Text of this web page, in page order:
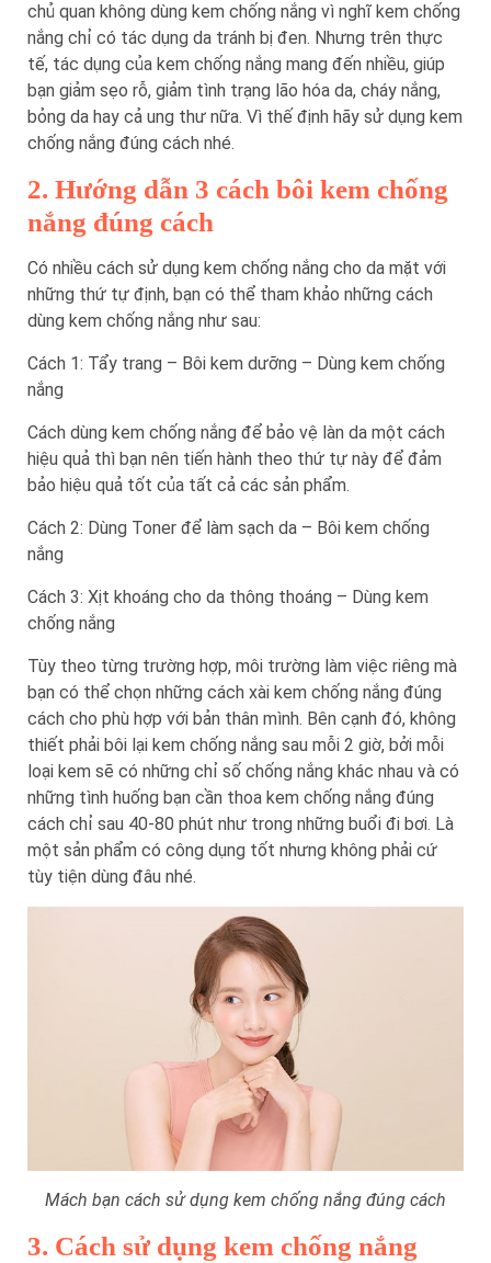
chủ quan không dùng kem chống nắng vì nghĩ kem chống
nắng chỉ có tác dụng da tránh bị đen. Nhưng trên thực
tế, tác dụng của kem chống nắng mang đến nhiều, giúp
bạn giảm sẹo rỗ, giảm tình trạng lão hóa da, cháy nắng,
bỏng da hay cả ung thư nữa. Vì thế định hãy sử dụng kem
chống nắng đúng cách nhé.
2. Hướng dẫn 3 cách bôi kem chống
nắng đúng cách
Có nhiều cách sử dụng kem chống nắng cho da mặt với
những thứ tự định, bạn có thể tham khảo những cách
dùng kem chống nắng như sau:
Cách 1: Tẩy trang – Bôi kem dưỡng – Dùng kem chống
nắng
Cách dùng kem chống nắng để bảo vệ làn da một cách
hiệu quả thì bạn nên tiến hành theo thứ tự này để đảm
bảo hiệu quả tốt của tất cả các sản phẩm.
Cách 2: Dùng Toner để làm sạch da – Bôi kem chống
nắng
Cách 3: Xịt khoáng cho da thông thoáng – Dùng kem
chống nắng
Tùy theo từng trường hợp, môi trường làm việc riêng mà
bạn có thể chọn những cách xài kem chống nắng đúng
cách cho phù hợp với bản thân mình. Bên cạnh đó, không
thiết phải bôi lại kem chống nắng sau mỗi 2 giờ, bởi mỗi
loại kem sẽ có những chỉ số chống nắng khác nhau và có
những tình huống bạn cần thoa kem chống nắng đúng
cách chỉ sau 40-80 phút như trong những buổi đi bơi. Là
một sản phẩm có công dụng tốt nhưng không phải cứ
tùy tiện dùng đâu nhé.
Mách bạn cách sử dụng kem chống nắng đúng cách
3. Cách sử dụng kem chống nắng